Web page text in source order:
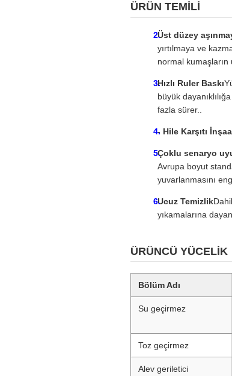
ÜRÜN TEMİLİ
Üst düzey
yırtılmaya ve
normal kumaşların
Hızlı Ruler Baskı
büyük
fazla sürer..
- Hile Karşıtı
Çoklu senaryo
Avrupa boyut
yuvarlanmasını
Ucuz Temizlik
yıkamalarına
ÜRÜNCÜ YÜCELİK
Bölüm Adı
Su geçirmez
Toz geçirmez
Alev geriletici